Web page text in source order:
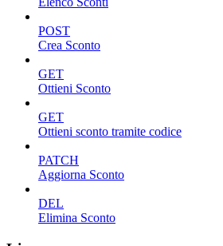
POST
Crea Sconto
GET
Ottieni Sconto
GET
Ottieni sconto tramite codice
PATCH
Aggiorna Sconto
DEL
Elimina Sconto